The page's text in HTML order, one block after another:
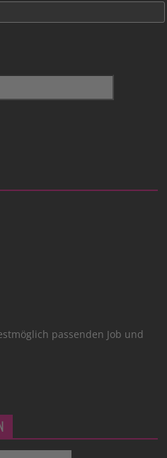
passenden Job und